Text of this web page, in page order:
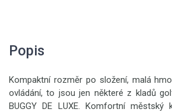
Popis
Kompaktní rozměr po složení, malá
ovládání, to jsou jen některé z kladů
BUGGY DE LUXE. Komfortní městský